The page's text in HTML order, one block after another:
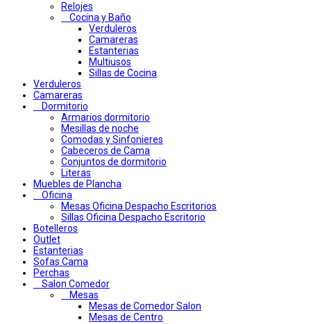
Relojes
Cocina y Baño
Verduleros
Camareras
Estanterias
Multiusos
Sillas de Cocina
Verduleros
Camareras
Dormitorio
Armarios dormitorio
Mesillas de noche
Comodas y Sinfonieres
Cabeceros de Cama
Conjuntos de dormitorio
Literas
Muebles de Plancha
Oficina
Mesas Oficina Despacho Escritorios
Sillas Oficina Despacho Escritorio
Botelleros
Outlet
Estanterias
Sofas Cama
Perchas
Salon Comedor
Mesas
Mesas de Comedor Salon
Mesas de Centro